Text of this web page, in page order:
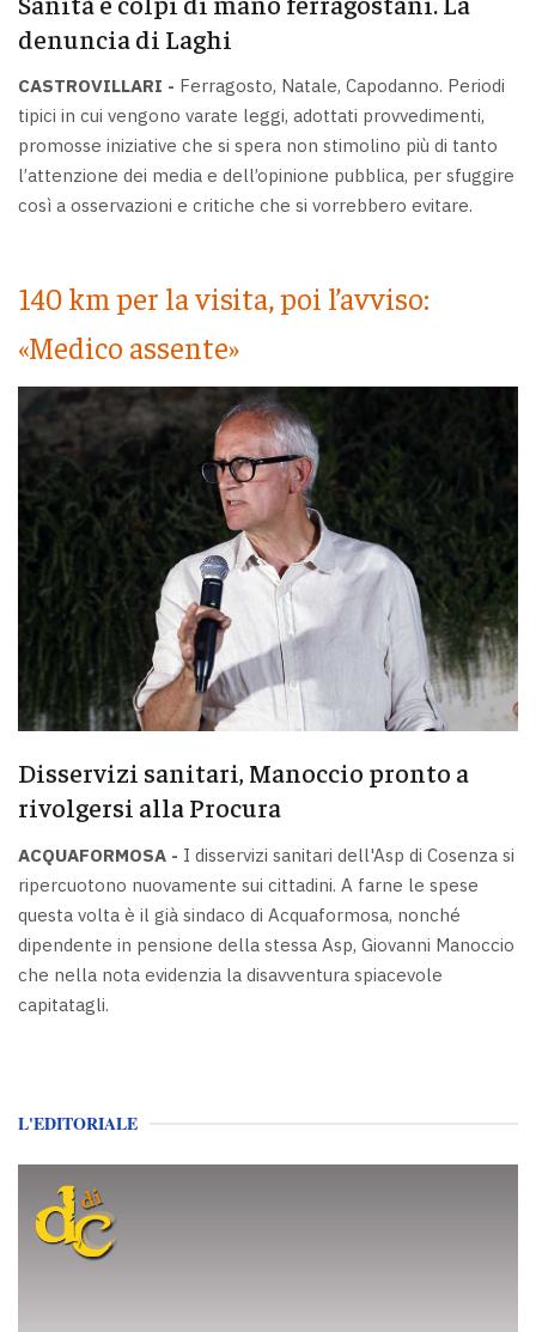
denuncia di Laghi
CASTROVILLARI - Ferragosto, Natale, Capodanno. Periodi
tipici in cui vengono varate leggi, adottati provvedimenti,
promosse iniziative che si spera non stimolino più di tanto
l’attenzione dei media e dell’opinione pubblica, per sfuggire
così a osservazioni e critiche che si vorrebbero evitare.
140 km per la visita, poi l’avviso:
«Medico assente»
Disservizi sanitari, Manoccio pronto a
rivolgersi alla Procura
ACQUAFORMOSA - I disservizi sanitari dell'Asp di Cosenza si
ripercuotono nuovamente sui cittadini. A farne le spese
questa volta è il già sindaco di Acquaformosa, nonché
dipendente in pensione della stessa Asp, Giovanni Manoccio
che nella nota evidenzia la disavventura spiacevole
capitatagli.
L'EDITORIALE